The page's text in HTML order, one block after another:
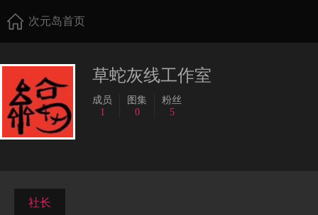
次元岛首页
草蛇灰线工作室
成员
1
图集
0
粉丝
5
社长